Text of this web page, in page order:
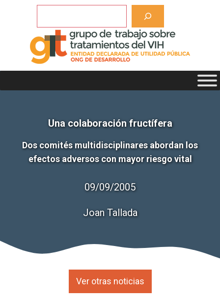
Una colaboración fructífera
Dos comités multidisciplinares abordan los
efectos adversos con mayor riesgo vital
09/09/2005
Joan Tallada
Ver otras noticias